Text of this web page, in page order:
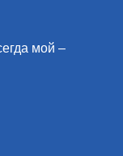
мой –